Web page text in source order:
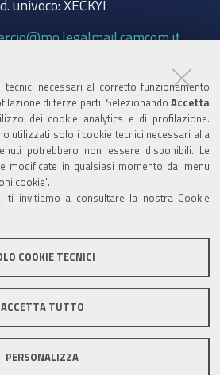
necessari al corretto funzionamento
di terze parti. Selezionando Accetta
dei cookie analytics e di profilazione.
utilizzati solo i cookie tecnici necessari alla
potrebbero non essere disponibili. Le
modificate in qualsiasi momento dal menu
cookie".
ti invitiamo a consultare la nostra Cookie
COOKIE TECNICI
ACCETTA TUTTO
PERSONALIZZA
univoco: XECKYI
Informative privacy
cookie
Social media policy